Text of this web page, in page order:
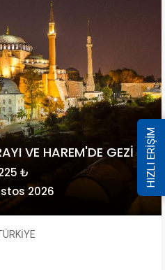
HIZLI ERİŞİM